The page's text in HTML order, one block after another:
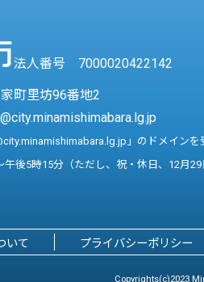
法人番号 7000020422142
町里坊96番地2
」のドメインを
後5時15分（ただし、祝・休日、12月29
いて プライバシーポリシー
Copyrights(c)2023